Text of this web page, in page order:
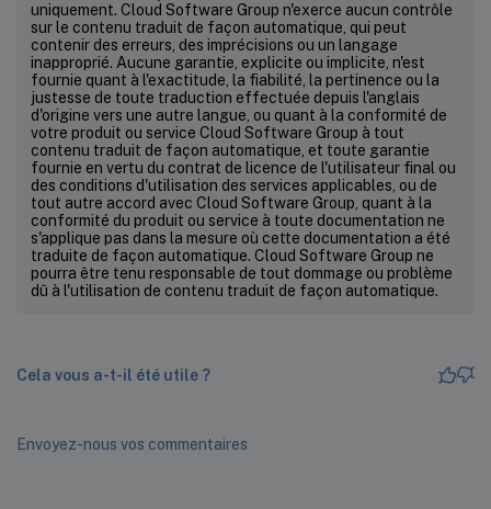
uniquement. Cloud Software Group n'exerce aucun contrôle
sur le contenu traduit de façon automatique, qui peut
contenir des erreurs, des imprécisions ou un langage
inapproprié. Aucune garantie, explicite ou implicite, n'est
fournie quant à l'exactitude, la fiabilité, la pertinence ou la
justesse de toute traduction effectuée depuis l'anglais
d'origine vers une autre langue, ou quant à la conformité de
votre produit ou service Cloud Software Group à tout
contenu traduit de façon automatique, et toute garantie
fournie en vertu du contrat de licence de l'utilisateur final ou
des conditions d'utilisation des services applicables, ou de
tout autre accord avec Cloud Software Group, quant à la
conformité du produit ou service à toute documentation ne
s'applique pas dans la mesure où cette documentation a été
traduite de façon automatique. Cloud Software Group ne
pourra être tenu responsable de tout dommage ou problème
dû à l'utilisation de contenu traduit de façon automatique.
Cela vous a-t-il été utile ?
Envoyez-nous vos commentaires